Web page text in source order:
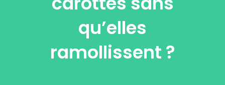
qu’elles
ramollissent ?